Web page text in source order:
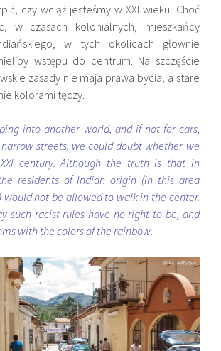
czy wciąż jesteśmy w XXI wieku. Choć
w czasach kolonialnych, mieszkańcy
w tych okolicach głownie
wstępu do centrum. Na szczęście
zasady nie maja prawa bycia, a stare
kolorami tęczy.
into another world, and if not for cars,
streets, we could doubt whether we
century. Although the truth is that in
residents of Indian origin (in this area
would not be allowed to walk in the center.
such racist rules have no right to be, and
with the colors of the rainbow.